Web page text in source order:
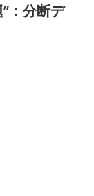
：分断デ